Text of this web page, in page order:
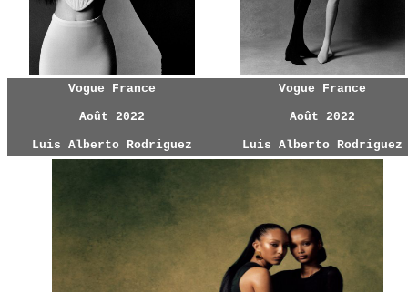
Vogue France
Août 2022
Luis Alberto Rodriguez
Vogue France
Août 2022
Luis Alberto Rodriguez